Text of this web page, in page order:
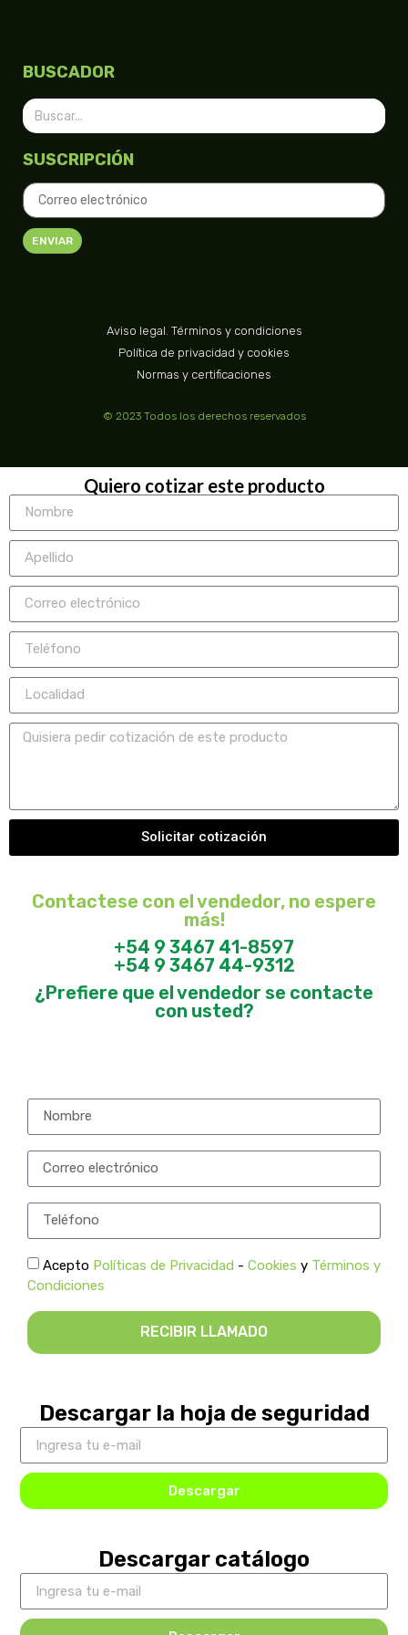
BUSCADOR
SUSCRIPCIÓN
ENVIAR
Aviso legal. Términos y condiciones
Política de privacidad y cookies
Normas y certificaciones
© 2023 Todos los derechos reservados
Quiero cotizar este producto
Solicitar cotización
Contactese con el vendedor, no espere
más!
+54 9 3467 41-8597
+54 9 3467 44-9312
¿Prefiere que el vendedor se contacte
con usted?
Acepto Políticas de Privacidad - Cookies y Términos y
Condiciones
RECIBIR LLAMADO
Descargar la hoja de seguridad
Descargar
Descargar catálogo